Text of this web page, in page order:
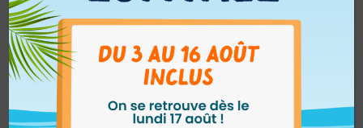
Si vous laissez un commentaire, le commentaire et ses
métadonnées sont conservés indéfiniment. Cela
permet de reconnaître et approuver automatiquement
les commentaires suivants au lieu de les laisser dans la
file de modération.